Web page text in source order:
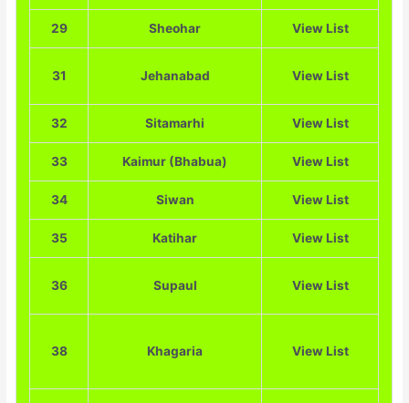
29 Sheohar View List
31 Jehanabad View List
32 Sitamarhi View List
33 Kaimur (Bhabua) View List
34 Siwan View List
35 Katihar View List
36 Supaul View List
38 Khagaria View List